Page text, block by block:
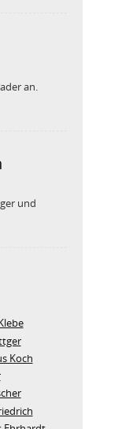
an.
und
Koch